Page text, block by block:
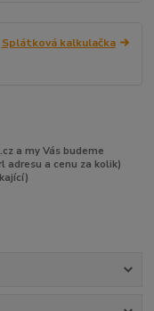
Splátková kalkulačka
a my Vás budeme
a cenu za kolik)